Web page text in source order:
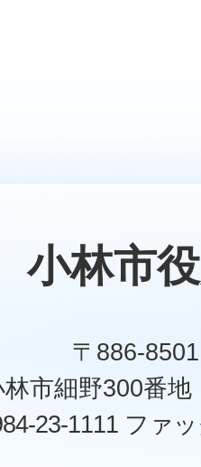
小林市
〒886-8501
市細野300番
23-1111 ファ